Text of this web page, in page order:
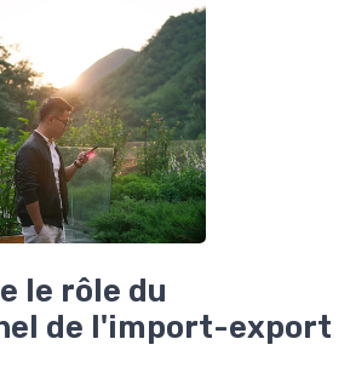
le rôle du
de l'import-export